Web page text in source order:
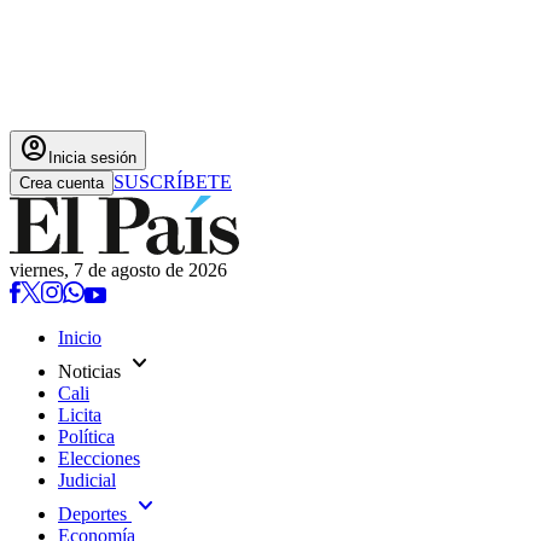
account_circle Inicia sesión
Crea cuenta SUSCRÍBETE
viernes, 7 de agosto de 2026
Inicio
Noticias expand_more
Cali
Licita
Política
Elecciones
Judicial
Deportes expand_more
Economía